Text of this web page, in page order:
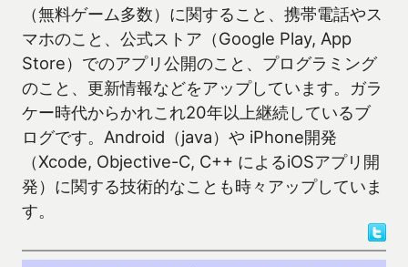
（無料ゲーム多数）に関すること、携帯電話やス
マホのこと、公式ストア（Google Play, App
Store）でのアプリ公開のこと、プログラミング
のこと、更新情報などをアップしています。ガラ
ケー時代からかれこれ20年以上継続しているブ
ログです。Android（java）や iPhone開発
（Xcode, Objective-C, C++ によるiOSアプリ開
発）に関する技術的なことも時々アップしていま
す。